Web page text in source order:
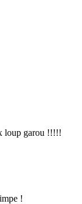
loup garou !!!!!
!